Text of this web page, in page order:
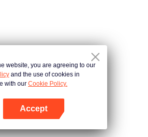
website, you are agreeing to our
and the use of cookies in
with our Cookie Policy.
Accept